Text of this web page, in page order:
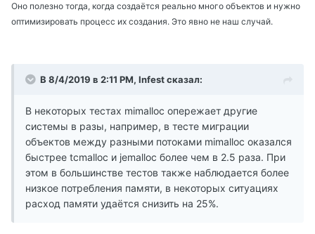
Оно полезно тогда, когда создаётся реально много объектов и нужно
оптимизировать процесс их создания. Это явно не наш случай.
В 8/4/2019 в 2:11 PM, Infest сказал:
В некоторых тестах mimalloc опережает другие
системы в разы, например, в тесте миграции
объектов между разными потоками mimalloc оказался
быстрее tcmalloc и jemalloc более чем в 2.5 раза. При
этом в большинстве тестов также наблюдается более
низкое потребления памяти, в некоторых ситуациях
расход памяти удаётся снизить на 25%.